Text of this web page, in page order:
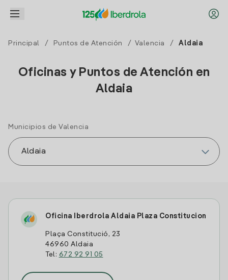
Principal / Puntos de Atención / Valencia / Aldaia
Oficinas y Puntos de Atención en
Aldaia
Municipios de Valencia
Oficina Iberdrola Aldaia Plaza Constitucion
Plaça Constitució, 23
46960 Aldaia
Tel: 672 92 91 05